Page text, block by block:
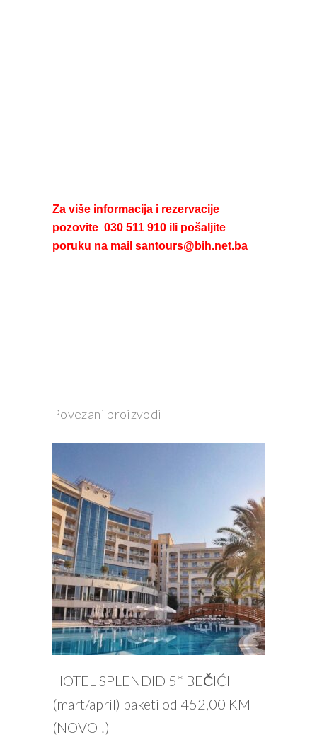
Za više informacija i rezervacije
pozovite 030 511 910 ili pošaljite
poruku na mail santours@bih.net.ba
Povezani proizvodi
HOTEL SPLENDID 5* BEČIĆI
(mart/april) paketi od 452,00 KM
(NOVO !)